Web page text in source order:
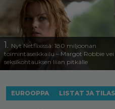
1. Nyt Netflixissä: 180 miljoonan
toimintaseikkailu – Margot Robbie vei
seksikohtauksen liian pitkälle
EUROOPPA LISTAT JA